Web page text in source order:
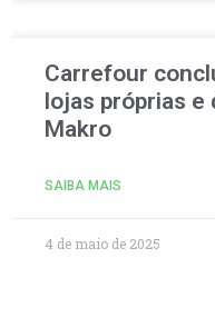
Carrefour
lojas próprias e
Makro
SAIBA MAIS
4 de maio de 2025